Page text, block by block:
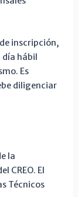
inscripción,
día hábil
Es
diligenciar
la
CREO. El
Técnicos